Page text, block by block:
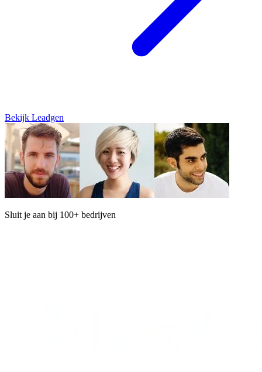
Bekijk Leadgen
Sluit je aan bij 100+ bedrijven